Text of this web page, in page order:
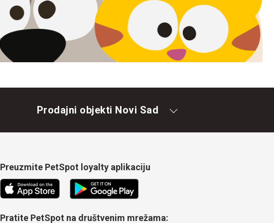
Prodajni objekti Novi Sad
Preuzmite PetSpot loyalty aplikaciju
Pratite PetSpot na društvenim mrežama: